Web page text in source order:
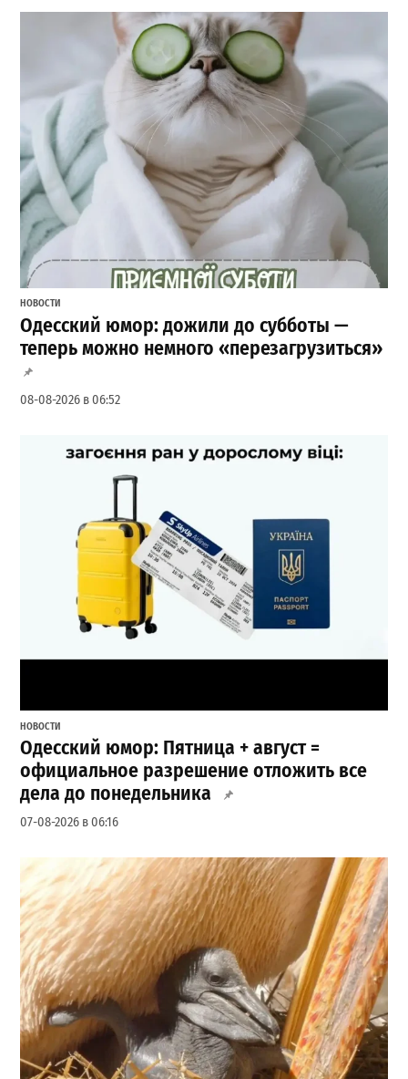
НОВОСТИ
Одесский юмор: дожили до субботы —
теперь можно немного «перезагрузиться»
08-08-2026 в 06:52
НОВОСТИ
Одесский юмор: Пятница + август =
официальное разрешение отложить все
дела до понедельника
07-08-2026 в 06:16